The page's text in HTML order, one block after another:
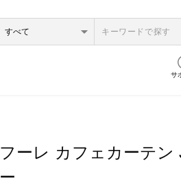
サ
フーレ カフェカーテン
ー